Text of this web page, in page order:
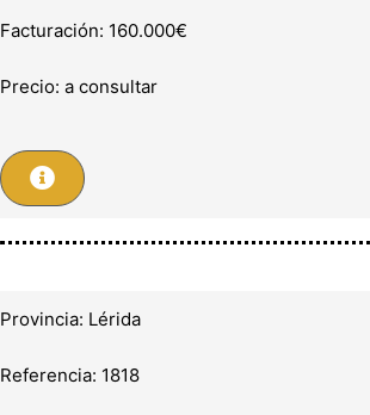
Facturación: 160.000€
Precio: a consultar
Provincia: Lérida
Referencia: 1818